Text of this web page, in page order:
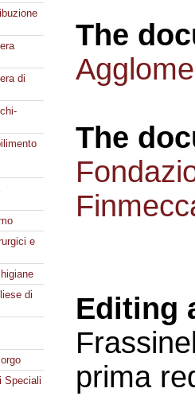
di
e
di
Speciali
The
The
Editing
prima